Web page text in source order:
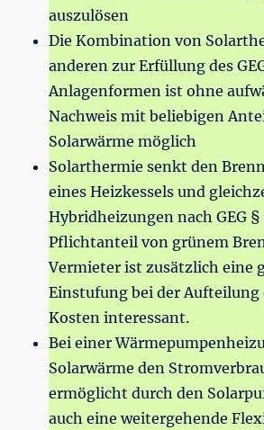
auszulösen
Die Kombination von
anderen zur Erfüllung des
Anlagenformen ist ohne
Nachweis mit beliebigen
Solarwärme möglich
Solarthermie senkt den
eines Heizkessels und
Hybridheizungen nach GEG §
Pflichtanteil von grünem
Vermieter ist zusätzlich eine
Einstufung bei der Aufteilung
Kosten interessant.
Bei einer
Solarwärme den
ermöglicht durch den
auch eine weitergehende